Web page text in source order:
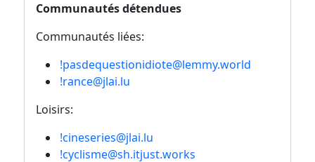
Communautés détendues
Communautés liées:
!pasdequestionidiote@lemmy.world
!rance@jlai.lu
Loisirs:
!cineseries@jlai.lu
!cyclisme@sh.itjust.works